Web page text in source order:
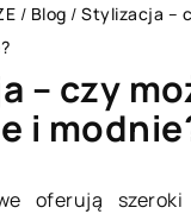
/ Blog / Stylizacja –
– czy
i
oferują